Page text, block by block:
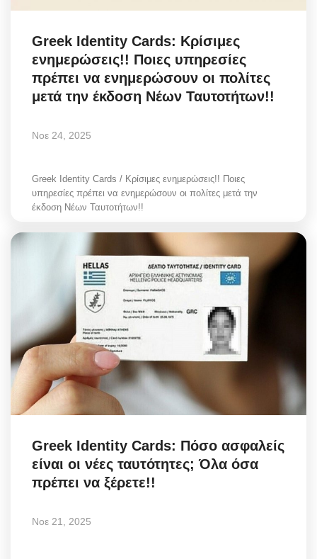
Greek Identity Cards: Κρίσιμες
ενημερώσεις!! Ποιες υπηρεσίες
πρέπει να ενημερώσουν οι πολίτες
μετά την έκδοση Νέων Ταυτοτήτων!!
Νοε 24, 2025
Greek Identity Cards / Κρίσιμες ενημερώσεις!! Ποιες
υπηρεσίες πρέπει να ενημερώσουν οι πολίτες μετά την
έκδοση Νέων Ταυτοτήτων!!
Greek Identity Cards: Πόσο ασφαλείς
είναι οι νέες ταυτότητες; Όλα όσα
πρέπει να ξέρετε!!
Νοε 21, 2025